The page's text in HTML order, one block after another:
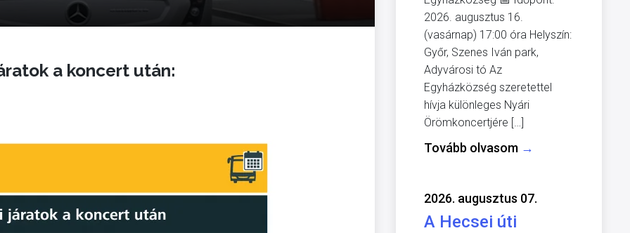
a koncert után:
2026. augusztus 16.
(vasárnap) 17:00 óra Helyszín:
Győr, Szenes Iván park,
Adyvárosi tó Az
Egyházközség szeretettel
hívja különleges Nyári
Örömkoncertjére […]
Tovább olvasom →
2026. augusztus 07.
A Hecsei úti